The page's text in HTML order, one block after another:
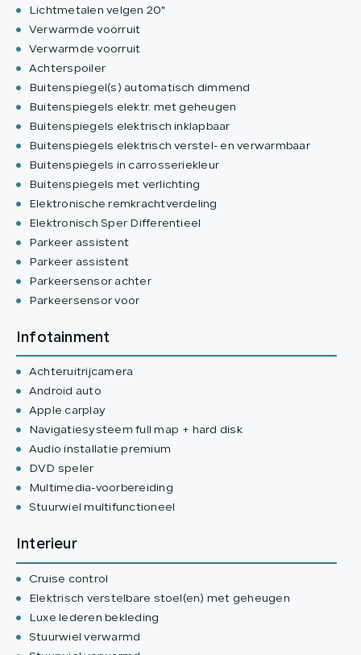
Lichtmetalen velgen 20"
Verwarmde voorruit
Verwarmde voorruit
Achterspoiler
Buitenspiegel(s) automatisch dimmend
Buitenspiegels elektr. met geheugen
Buitenspiegels elektrisch inklapbaar
Buitenspiegels elektrisch verstel- en verwarmbaar
Buitenspiegels in carrosseriekleur
Buitenspiegels met verlichting
Elektronische remkrachtverdeling
Elektronisch Sper Differentieel
Parkeer assistent
Parkeer assistent
Parkeersensor achter
Parkeersensor voor
Infotainment
Achteruitrijcamera
Android auto
Apple carplay
Navigatiesysteem full map + hard disk
Audio installatie premium
DVD speler
Multimedia-voorbereiding
Stuurwiel multifunctioneel
Interieur
Cruise control
Elektrisch verstelbare stoel(en) met geheugen
Luxe lederen bekleding
Stuurwiel verwarmd